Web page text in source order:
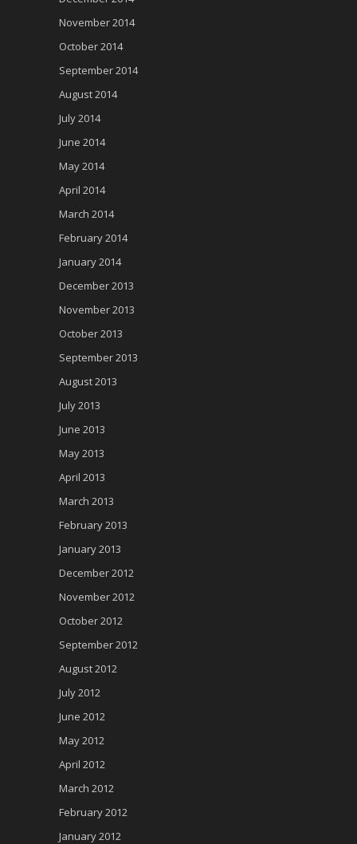
November 2014
October 2014
September 2014
August 2014
July 2014
June 2014
May 2014
April 2014
March 2014
February 2014
January 2014
December 2013
November 2013
October 2013
September 2013
August 2013
July 2013
June 2013
May 2013
April 2013
March 2013
February 2013
January 2013
December 2012
November 2012
October 2012
September 2012
August 2012
July 2012
June 2012
May 2012
April 2012
March 2012
February 2012
January 2012